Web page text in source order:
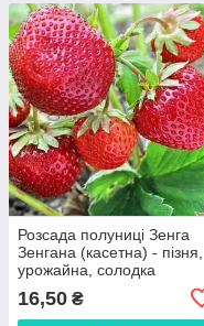
Розсада полуниці Зенга
Зенгана (касетна) - пізня,
урожайна, солодка
16,50 ₴